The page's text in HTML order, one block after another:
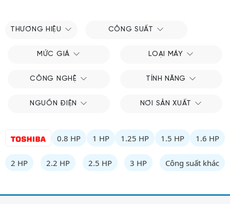
THƯƠNG HIỆU CÔNG SUẤT
MỨC GIÁ LOẠI MÁY
CÔNG NGHỆ TÍNH NĂNG
NGUỒN ĐIỆN NƠI SẢN XUẤT
0.8 HP 1 HP 1.25 HP 1.5 HP 1.6 HP
2 HP 2.2 HP 2.5 HP 3 HP Công suất khác